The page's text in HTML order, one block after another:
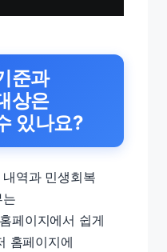
준과
상은
있나요?
역과 민생회복
페이지에서 쉽게
홈페이지에